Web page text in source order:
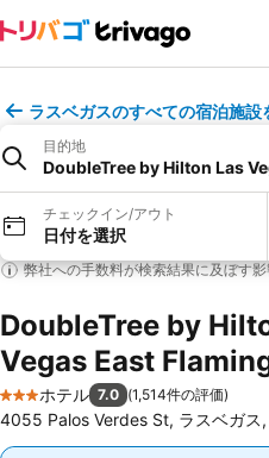
ラスベガスのすべての宿泊施設
目的地
DoubleTree by Hilton Las
チェックイン/アウト
日付を選択
弊社への手数料が検索結果に及ぼす
DoubleTree by
Vegas East
3 ホテルのランク
ホテル 7.0 (1,514件の評価)
4055 Palos Verdes St, ラスベガス